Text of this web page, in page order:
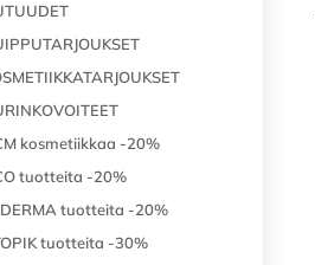
kosmetiikkaa -20%
tuotteita -20%
tuotteita -20%
tuotteita -30%